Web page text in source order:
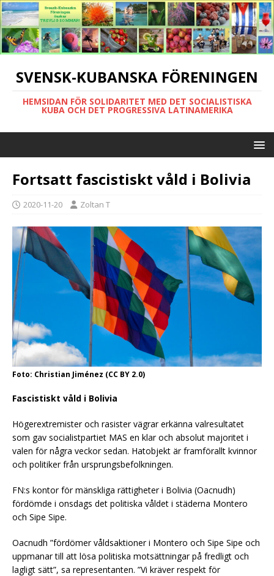
SVENSK-KUBANSKA FÖRENINGEN
HEMSIDAN FÖR SOLIDARITET MED DET SOCIALISTISKA
KUBA OCH DET PROGRESSIVA LATINAMERIKA
Fortsatt fascistiskt våld i Bolivia
2020-11-20 Zoltan T
Foto: Christian Jiménez (CC BY 2.0)
Fascistiskt våld i Bolivia
Högerextremister och rasister vägrar erkänna valresultatet
som gav socialistpartiet MAS en klar och absolut majoritet i
valen för några veckor sedan. Hatobjekt är framförallt kvinnor
och politiker från ursprungsbefolkningen.
FN:s kontor för mänskliga rättigheter i Bolivia (Oacnudh)
fördömde i onsdags det politiska våldet i städerna Montero
och Sipe Sipe.
Oacnudh ”fördömer våldsaktioner i Montero och Sipe Sipe och
uppmanar till att lösa politiska motsättningar på fredligt och
lagligt sätt”, sa representanten. ”Vi kräver respekt för